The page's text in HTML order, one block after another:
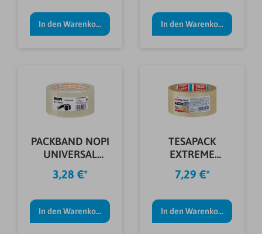
In den Warenkorb In den Warenkorb
PACKBAND NOPI
UNIVERSAL
TRANSP. 66M
50MM
3,28 €*
In den Warenkorb
TESAPACK
EXTREME
50MX50MM
TRANSPARENT
7,29 €*
In den Warenkorb